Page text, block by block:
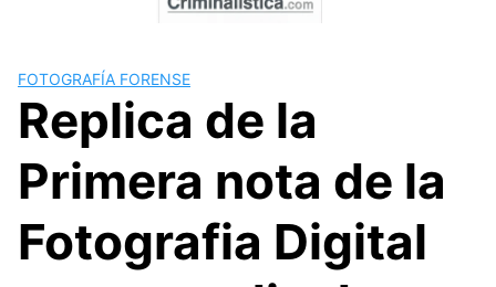
FOTOGRAFÍA FORENSE
Replica de la
Primera nota de la
Fotografia Digital